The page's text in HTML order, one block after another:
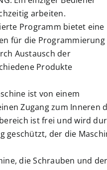
arbeiten.
Programm bietet eine
für die Programmierung
Austausch der
Produkte
ist von einem
Zugang zum Inneren
ist frei und wird
geschützt, der die
die Schrauben und der